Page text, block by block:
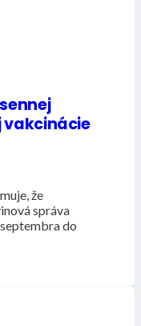
vakcinácie
že
správa
do